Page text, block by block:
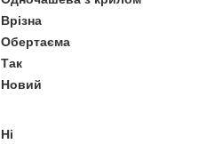
Врізна
Обертаєма
Так
Новий
Ні